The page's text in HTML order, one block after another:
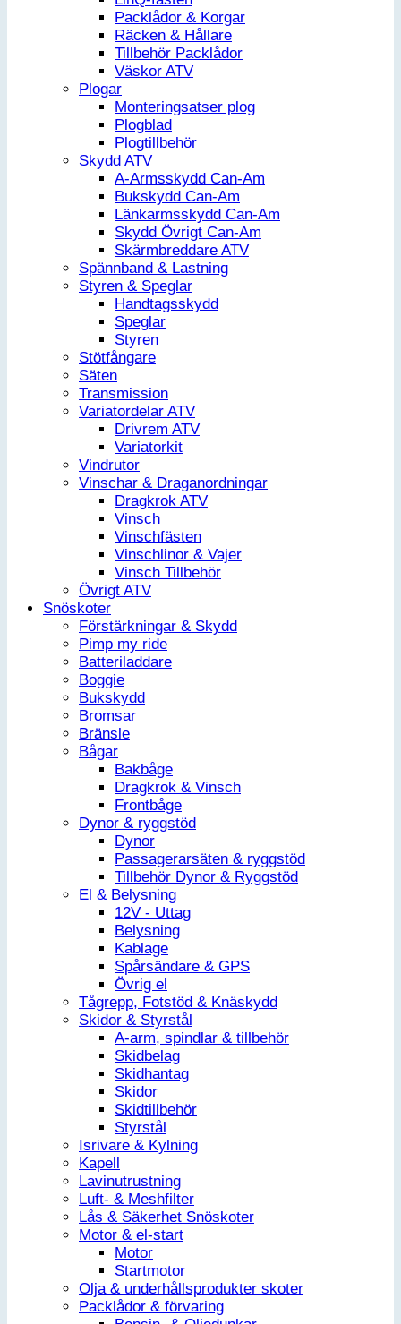
Packlådor & Korgar
Räcken & Hållare
Tillbehör Packlådor
Väskor ATV
Plogar
Monteringsatser plog
Plogblad
Plogtillbehör
Skydd ATV
A-Armsskydd Can-Am
Bukskydd Can-Am
Länkarmsskydd Can-Am
Skydd Övrigt Can-Am
Skärmbreddare ATV
Spännband & Lastning
Styren & Speglar
Handtagsskydd
Speglar
Styren
Stötfångare
Säten
Transmission
Variatordelar ATV
Drivrem ATV
Variatorkit
Vindrutor
Vinschar & Draganordningar
Dragkrok ATV
Vinsch
Vinschfästen
Vinschlinor & Vajer
Vinsch Tillbehör
Övrigt ATV
Snöskoter
Förstärkningar & Skydd
Pimp my ride
Batteriladdare
Boggie
Bukskydd
Bromsar
Bränsle
Bågar
Bakbåge
Dragkrok & Vinsch
Frontbåge
Dynor & ryggstöd
Dynor
Passagerarsäten & ryggstöd
Tillbehör Dynor & Ryggstöd
El & Belysning
12V - Uttag
Belysning
Kablage
Spårsändare & GPS
Övrig el
Tågrepp, Fotstöd & Knäskydd
Skidor & Styrstål
A-arm, spindlar & tillbehör
Skidbelag
Skidhantag
Skidor
Skidtillbehör
Styrstål
Isrivare & Kylning
Kapell
Lavinutrustning
Luft- & Meshfilter
Lås & Säkerhet Snöskoter
Motor & el-start
Motor
Startmotor
Olja & underhållsprodukter skoter
Packlådor & förvaring